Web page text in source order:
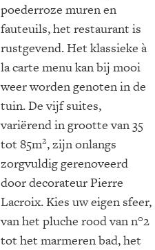
poederroze muren en
fauteuils, het restaurant is
rustgevend. Het klassieke à
la carte menu kan bij mooi
weer worden genoten in de
tuin. De vijf suites,
variërend in grootte van 35
tot 85m2, zijn onlangs
zorgvuldig gerenoveerd
door decorateur Pierre
Lacroix. Kies uw eigen sfeer,
van het pluche rood van n°2
tot het marmeren bad, het